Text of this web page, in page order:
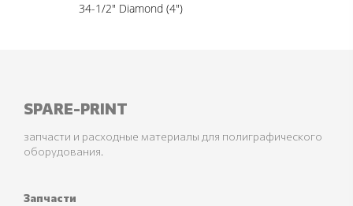
34-1/2" Diamond (4")
SPARE-PRINT
запчасти и расходные материалы для полиграфического
оборудования.
Запчасти